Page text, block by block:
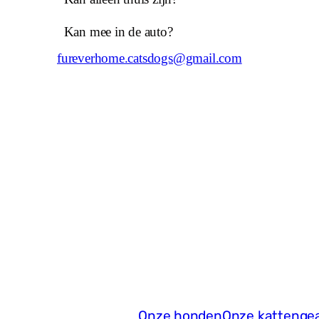
Kan mee in de auto?
fureverhome.catsdogs@gmail.com